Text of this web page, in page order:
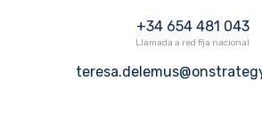
+34 654 481 043
Llamada a red fija nacional